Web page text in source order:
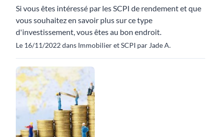
Si vous êtes intéressé par les SCPI de rendement et que
vous souhaitez en savoir plus sur ce type
d'investissement, vous êtes au bon endroit.
Le 16/11/2022 dans Immobilier et SCPI par Jade A.